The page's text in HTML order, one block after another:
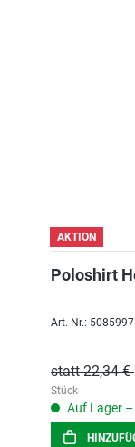
AKTION
Poloshirt
Art.-Nr.: 5085997
statt 22,34 €
Stück
Auf Lager